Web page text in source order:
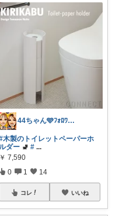
44ちゃん🩵ﾌｫﾛﾜｰ様から購入
木製のトイレットペーパーホ
ダー 🚽 # ...
￥ 7,590
0 1 14
コレ いいね